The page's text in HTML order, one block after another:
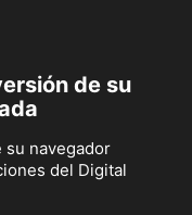
de su
su navegador
del Digital